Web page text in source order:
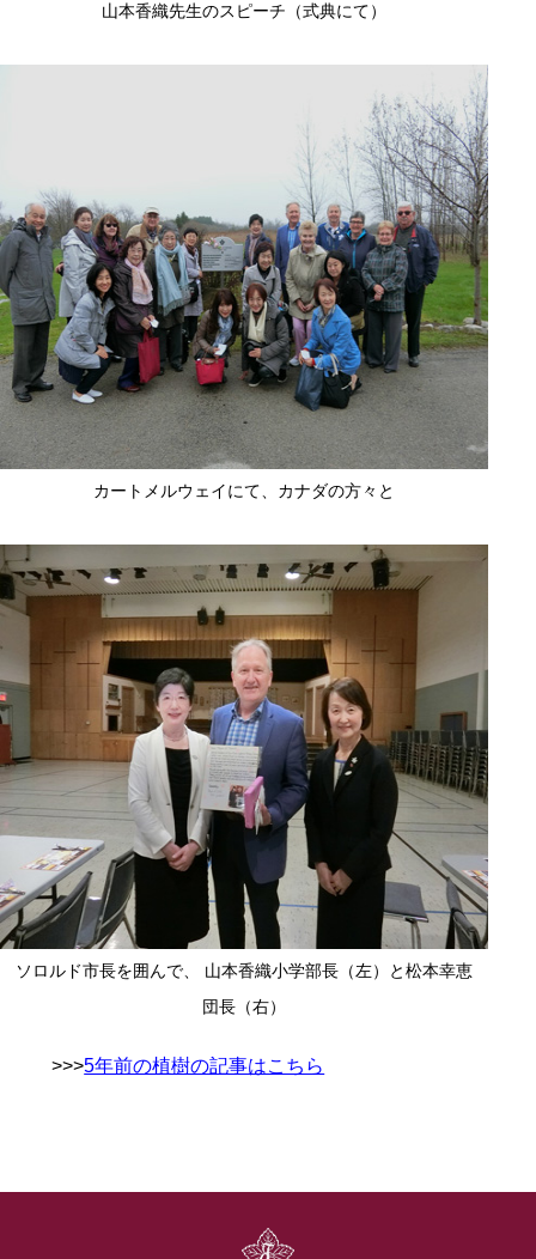
山本香織先生のスピーチ（式典にて）
カートメルウェイにて、カナダの方々と
ソロルド市長を囲んで、 山本香織小学部長（左）と松本幸恵
団長（右）
>>>5年前の植樹の記事はこちら